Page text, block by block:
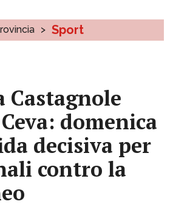
> Sport
Castagnole
domenica
decisiva per
contro la